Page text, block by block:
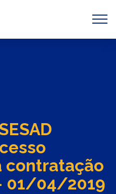
Next
contratação
01/04/2019